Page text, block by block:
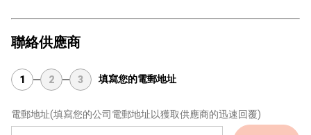
聯絡供應商
1 2 3 填寫您的電郵地址
電郵地址(填寫您的公司電郵地址以獲取供應商的迅速回覆)